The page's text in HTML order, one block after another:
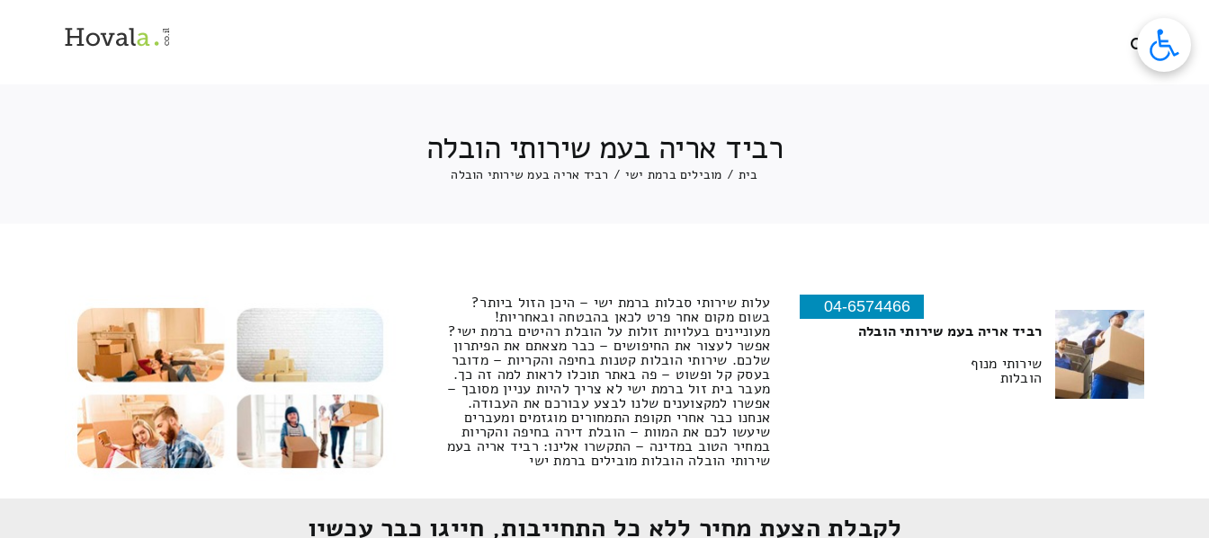
רביד אריה בעמ שירותי הובלה
בית / מובילים ברמת ישי / רביד אריה בעמ שירותי הובלה
04-6574466
רביד אריה בעמ שירותי הובלה
שירותי מנוף
הובלות
עלות שירותי סבלות ברמת ישי – היכן הזול ביותר?
בשום מקום אחר פרט לכאן בהבטחה ובאחריות!
מעוניינים בעלויות זולות על הובלת רהיטים ברמת ישי?
אפשר לעצור את החיפושים – כבר מצאתם את הפיתרון
שלכם. שירותי הובלות קטנות בחיפה והקריות – מדובר
בעסק קל ופשוט – פה באתר תוכלו לראות למה זה כך.
מעבר בית זול ברמת ישי לא צריך להיות עניין מסובך –
אפשרו למקצוענים שלנו לבצע עבורכם את העבודה.
אנחנו כבר אחרי תקופת התמחורים מוגזמים ומעברים
שיעשו לכם את המוות – הובלת דירה בחיפה והקריות
במחיר הטוב במדינה – התקשרו אלינו: רביד אריה בעמ
שירותי הובלה הובלות מובילים ברמת ישי
לקבלת הצעת מחיר ללא כל התחייבות, חייגו כבר עכשיו